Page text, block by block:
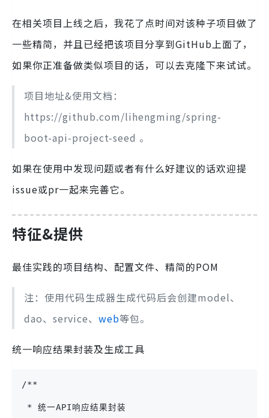
在相关项目上线之后，我花了点时间对该种子项目做了
一些精简，并且已经把该项目分享到GitHub上面了，
如果你正准备做类似项目的话，可以去克隆下来试试。
项目地址&使用文档：
https://github.com/lihengming/spring-
boot-api-project-seed 。
如果在使用中发现问题或者有什么好建议的话欢迎提
issue或pr一起来完善它。
特征&提供
最佳实践的项目结构、配置文件、精简的POM
注：使用代码生成器生成代码后会创建model、
dao、service、 web等包。
统一响应结果封装及生成工具
/**
* 统一API响应结果封装